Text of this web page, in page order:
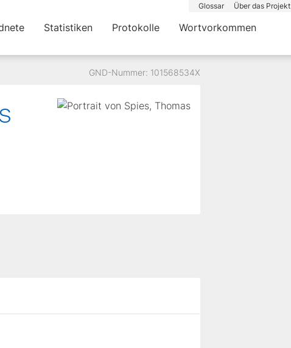
Glossar Über das Projekt
Statistiken Protokolle Wortvorkommen
GND-Nummer: 101568534X